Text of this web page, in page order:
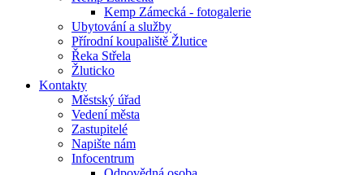
Kemp Zámecká - fotogalerie
Ubytování a služby
Přírodní koupaliště Žlutice
Řeka Střela
Žluticko
Kontakty
Městský úřad
Vedení města
Zastupitelé
Napište nám
Infocentrum